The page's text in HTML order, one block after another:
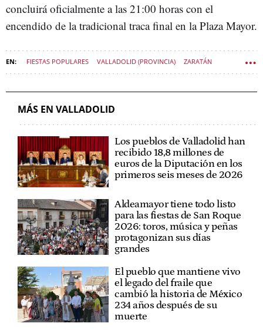
concluirá oficialmente a las 21:00 horas con el
encendido de la tradicional traca final en la Plaza Mayor.
FIESTAS POPULARES VALLADOLID (PROVINCIA) ZARATÁN
MÁS EN VALLADOLID
Los pueblos de Valladolid han
recibido 18,8 millones de
euros de la Diputación en los
primeros seis meses de 2026
Aldeamayor tiene todo listo
para las fiestas de San Roque
2026: toros, música y peñas
protagonizan sus días
grandes
El pueblo que mantiene vivo
el legado del fraile que
cambió la historia de México
234 años después de su
muerte